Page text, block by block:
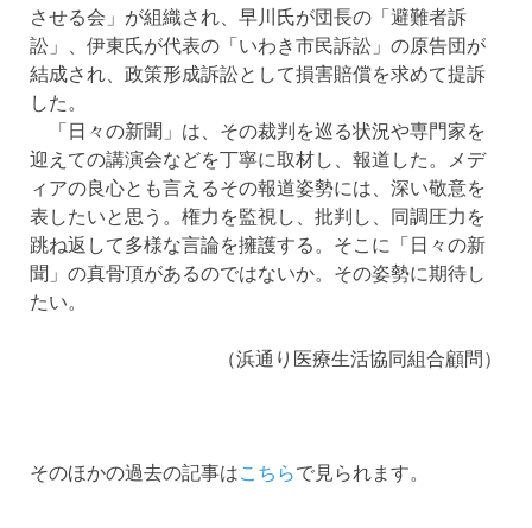
させる会」が組織され、早川氏が団長の「避難者訴
訟」、伊東氏が代表の「いわき市民訴訟」の原告団が
結成され、政策形成訴訟として損害賠償を求めて提訴
した。
「日々の新聞」は、その裁判を巡る状況や専門家を
迎えての講演会などを丁寧に取材し、報道した。メデ
ィアの良心とも言えるその報道姿勢には、深い敬意を
表したいと思う。権力を監視し、批判し、同調圧力を
跳ね返して多様な言論を擁護する。そこに「日々の新
聞」の真骨頂があるのではないか。その姿勢に期待し
たい。
（浜通り医療生活協同組合顧問）
そのほかの過去の記事はこちらで見られます。